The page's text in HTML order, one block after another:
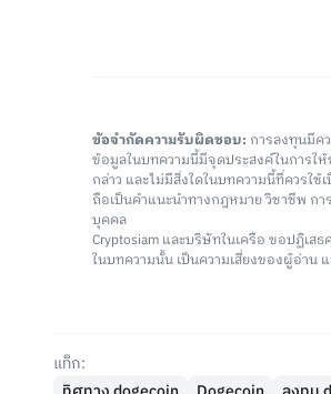
ข้อจำกัดความรับผิดชอบ: การลงทุนมีค
ข้อมูลในบทความนี้มีจุดประสงค์ในการใ
กล่าว และไม่มีสิ่งใดในบทความนี้ที่ควรใ
ถือเป็นคำแนะนำทางกฎหมาย วิชาชีพ ก
บุคคล
Cryptosiam และบริษัทในเครือ ขอปฏิเ
ในบทความนั้น เป็นความเสี่ยงของผู้อ่าน
แท็ก: